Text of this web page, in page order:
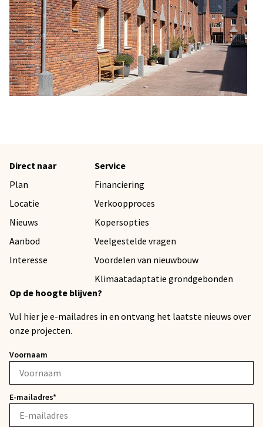
Direct naar
Plan
Locatie
Nieuws
Aanbod
Interesse
Service
Financiering
Verkoopproces
Kopersopties
Veelgestelde vragen
Voordelen van nieuwbouw
Klimaatadaptatie grondgebonden
Op de hoogte blijven?
Vul hier je e-mailadres in en ontvang het laatste nieuws over
onze projecten.
Voornaam
E-mailadres*